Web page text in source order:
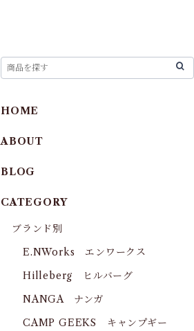
HOME
ABOUT
BLOG
CATEGORY
ブランド別
E.NWorks エンワークス
Hilleberg ヒルバーグ
NANGA ナンガ
CAMP GEEKS キャンプギー